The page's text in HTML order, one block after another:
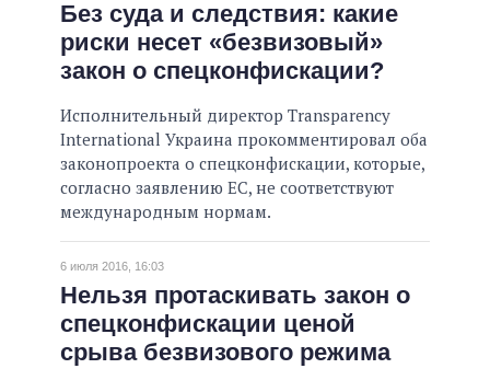
Без суда и следствия: какие
риски несет «безвизовый»
закон о спецконфискации?
Исполнительный директор Transparency
International Украина прокомментировал оба
законопроекта о спецконфискации, которые,
согласно заявлению ЕС, не соответствуют
международным нормам.
6 июля 2016, 16:03
Нельзя протаскивать закон о
спецконфискации ценой
срыва безвизового режима